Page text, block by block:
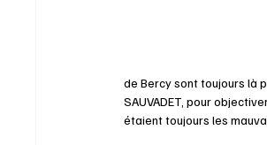
de Bercy sont toujours là
SAUVADET, pour
étaient toujours les